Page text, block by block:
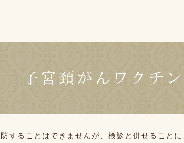
子宮頚がんワクチン
することはできませんが、検診と併せること